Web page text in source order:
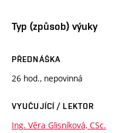
Typ (způsob) výuky
PŘEDNÁŠKA
26 hod., nepovinná
VYUČUJÍCÍ / LEKTOR
Ing. Věra Glisníková, CSc.